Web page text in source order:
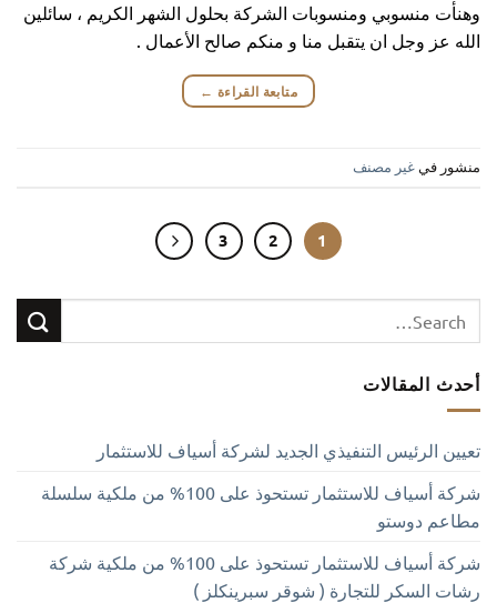
وهنأت منسوبي ومنسوبات الشركة بحلول الشهر الكريم ، سائلين
الله عز وجل ان يتقبل منا و منكم صالح الأعمال .
متابعة القراءة ←
منشور فيغير مصنف
1
2
3
أحدث المقالات
تعيين الرئيس التنفيذي الجديد لشركة أسياف للاستثمار
شركة أسياف للاستثمار تستحوذ على 100% من ملكية سلسلة
مطاعم دوستو
شركة أسياف للاستثمار تستحوذ على 100% من ملكية شركة
رشات السكر للتجارة ( شوقر سبرينكلز )